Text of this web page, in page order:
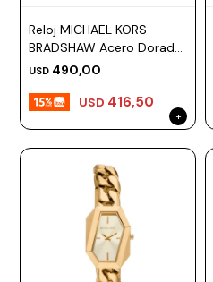
Reloj MICHAEL KORS
BRADSHAW Acero Dorado
Esfera 43mm
USD 490,00
USD 416,50
todo
Relojes
Loria
Studio
Casio
Fossil
Pluma
Repuestos
Bolígrafo
HIDRATACIÓN
Plastico
Accesorios
MOCHILAS